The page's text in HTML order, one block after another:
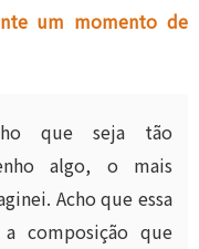
um momento de
que seja tão
algo, o mais
Acho que essa
composição que